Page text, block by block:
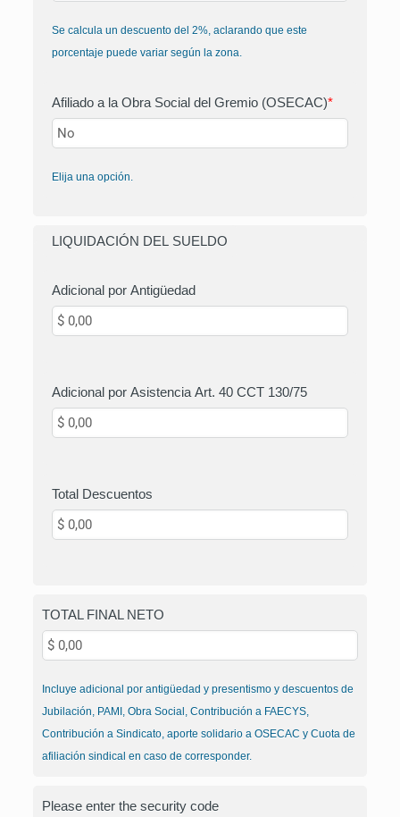
Se calcula un descuento del 2%, aclarando que este
porcentaje puede variar según la zona.
Afiliado a la Obra Social del Gremio (OSECAC)*
Elija una opción.
LIQUIDACIÓN DEL SUELDO
Adicional por Antigüedad
Adicional por Asistencia Art. 40 CCT 130/75
Total Descuentos
TOTAL FINAL NETO
Incluye adicional por antigüedad y presentismo y descuentos de
Jubilación, PAMI, Obra Social, Contribución a FAECYS,
Contribución a Sindicato, aporte solidario a OSECAC y Cuota de
afiliación sindical en caso de corresponder.
Please enter the security code